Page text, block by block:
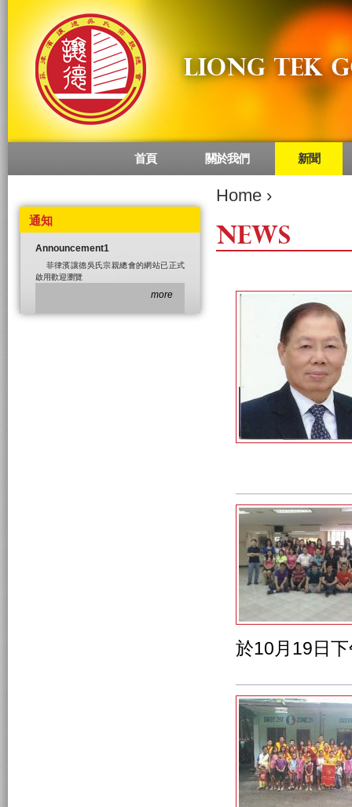
Home ›
NEWS
於10月19日
首頁 關於我們 新聞
通知
Announcement1
菲律濱讓德吳氏宗親總會的網站已正式
啟用歡迎瀏覽
more